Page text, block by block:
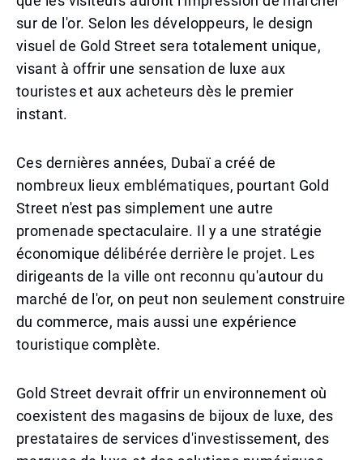
sur de l'or. Selon les développeurs, le design
visuel de Gold Street sera totalement unique,
visant à offrir une sensation de luxe aux
touristes et aux acheteurs dès le premier
instant.
Ces dernières années, Dubaï a créé de
nombreux lieux emblématiques, pourtant Gold
Street n'est pas simplement une autre
promenade spectaculaire. Il y a une stratégie
économique délibérée derrière le projet. Les
dirigeants de la ville ont reconnu qu'autour du
marché de l'or, on peut non seulement construire
du commerce, mais aussi une expérience
touristique complète.
Gold Street devrait offrir un environnement où
coexistent des magasins de bijoux de luxe, des
prestataires de services d'investissement, des